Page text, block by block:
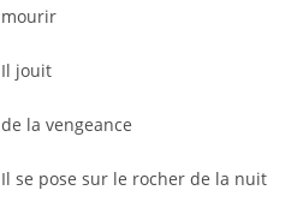
mourir
Il jouit
de la vengeance
Il se pose sur le rocher de la nuit